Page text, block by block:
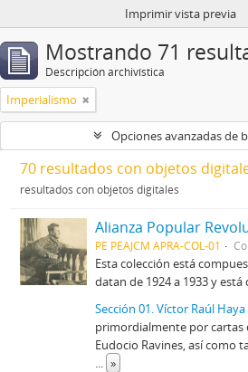
Imprimir vista previa
Mostrando 71
Descripción archivística
Imperialismo
Opciones avanzadas de
70 resultados con objetos
resultados con objetos digitales
PE PEAJCM APRA-COL-01
Esta colección está
datan de 1924 a 1933 y
Sección 01. Víctor Raúl
primordialmente por cartas
Eudocio Ravines, así como
... »